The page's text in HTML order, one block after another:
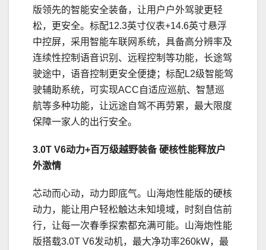
版领先的智能安全装备，让用户户外驾驶更轻
松，更安全。标配12.3英寸仪表+14.6英寸悬浮
中控屏，采用智能车联网系统，具备高分辨率及
连续性控制语音识别、远程控制等功能，长途驾
驶途中，语音控制更安全便捷；标配L2级智能驾
驶辅助系统，可实现ACC自适应巡航、智慧巡
航等多种功能，让远途自驾不再劳累，最大限度
保障一家人的出行安全。
3.0T V6动力+百万级越野装备硬核性能释放户
外激情
芯动而心动，动力即底气。山海炮性能版的硬核
动力，能让用户轻松触达未知境域，时刻自信前
行，让每一次春季探索都充满可能。山海炮性能
版搭载3.0T V6发动机，最大净功率260kW，最